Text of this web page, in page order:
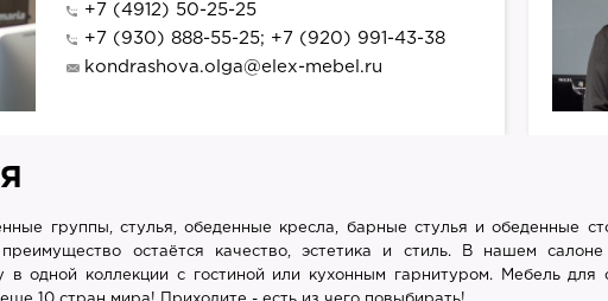
+7 (4912) 50-25-25
+7 (930) 888-55-25; +7 (920) 991-43-38
kondrashova.olga@elex-mebel.ru
группы, стулья, обеденные кресла, барные стулья и обеденные
остаётся качество, эстетика и стиль. В нашем
в одной коллекции с гостиной или кухонным гарнитуром. Мебель для